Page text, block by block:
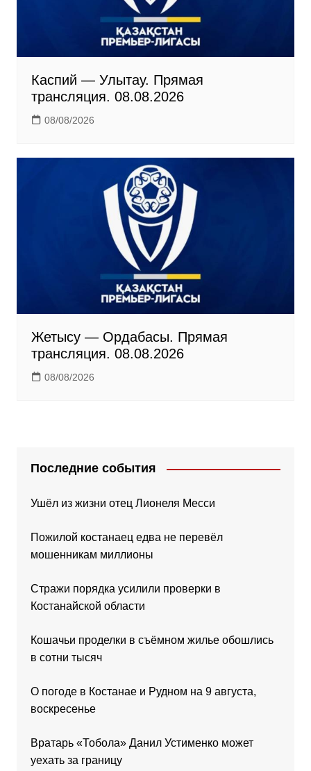
Каспий — Улытау. Прямая
трансляция. 08.08.2026
08/08/2026
Жетысу — Ордабасы. Прямая
трансляция. 08.08.2026
08/08/2026
Последние события
Ушёл из жизни отец Лионеля Месси
Пожилой костанаец едва не перевёл
мошенникам миллионы
Стражи порядка усилили проверки в
Костанайской области
Кошачьи проделки в съёмном жилье обошлись
в сотни тысяч
О погоде в Костанае и Рудном на 9 августа,
воскресенье
Вратарь «Тобола» Данил Устименко может
уехать за границу